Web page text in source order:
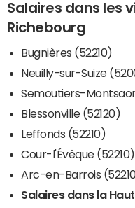
Salaires dans les
Richebourg
Bugnières (52210)
Neuilly-sur-Suize
Semoutiers-
Blessonville (52120)
Leffonds (52210)
Cour-l'Évêque (52210)
Arc-en-Barrois
Salaires dans la